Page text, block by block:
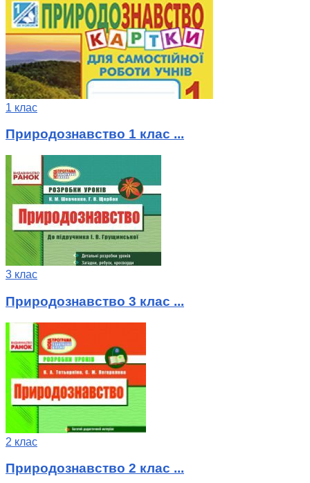
1 клас
Природознавство 1 клас ...
3 клас
Природознавство 3 клас ...
2 клас
Природознавство 2 клас ...